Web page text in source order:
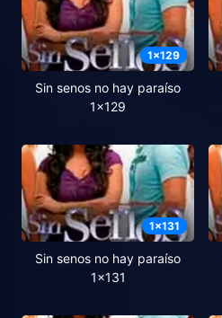
1x129
Sin senos no hay paraíso
1x129
1x131
Sin senos no hay paraíso
1x131